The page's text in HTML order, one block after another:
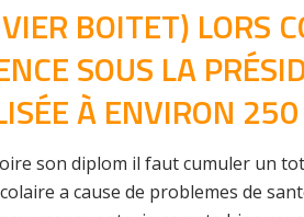
BOITET) LORS
SOUS LA
À ENVIRON
son diplom il faut cumuler un
a cause de problemes de